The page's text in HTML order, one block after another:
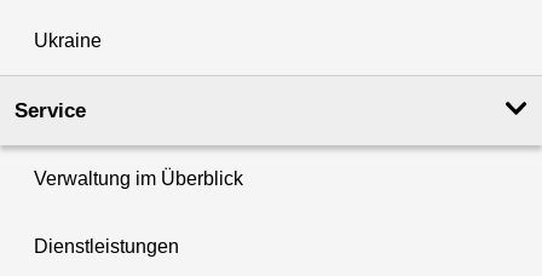
Ukraine
Service
Verwaltung im Überblick
Dienstleistungen